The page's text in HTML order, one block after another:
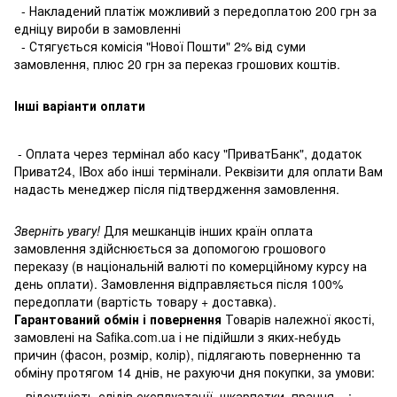
- Накладений платіж можливий з передоплатою 200 грн за
едніцу вироби в замовленні
- Стягується комісія "Нової Пошти" 2% від суми
замовлення, плюс 20 грн за переказ грошових коштів.
Інші варіанти оплати
- Оплата через термінал або касу "ПриватБанк", додаток
Приват24, IBox або інші термінали. Реквізити для оплати Вам
надасть менеджер після підтвердження замовлення.
Зверніть увагу! Для мешканців інших країн оплата
замовлення здійснюється за допомогою грошового
переказу (в національній валюті по комерційному курсу на
день оплати). Замовлення відправляється після 100%
передоплати (вартість товару + доставка).
Гарантований обмін і повернення Товарів належної якості,
замовлені на Safika.com.ua і не підійшли з яких-небудь
причин (фасон, розмір, колір), підлягають поверненню та
обміну протягом 14 днів, не рахуючи дня покупки, за умови: